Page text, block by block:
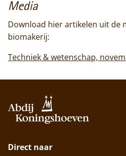
Media
Download hier artikelen uit de
biomakerij:
Techniek & wetenschap,
Direct naar